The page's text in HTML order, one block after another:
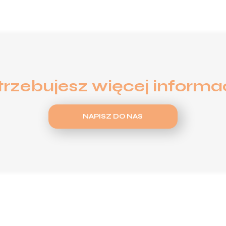
więcej
NAPISZ DO NAS